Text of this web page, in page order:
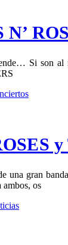
N’
Si son
una gran
ambos, os